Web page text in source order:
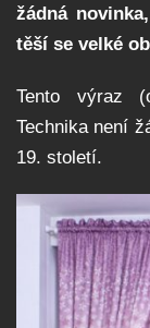
žádná
těší se velké
Tento výraz
Technika není
19. století.